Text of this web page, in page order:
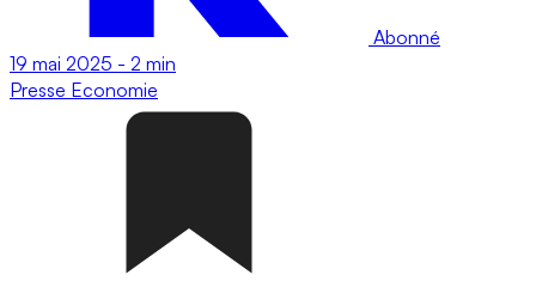
Abonné
19 mai 2025 - 2 min
Presse Economie